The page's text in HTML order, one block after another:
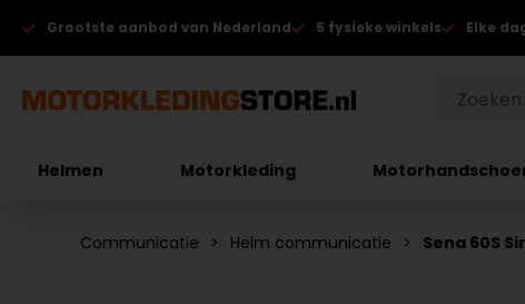
Grootste aanbod van Nederland 5 fysieke winkels Elke
Helmen Motorkleding
Communicatie Helm communicatie Sena 60S